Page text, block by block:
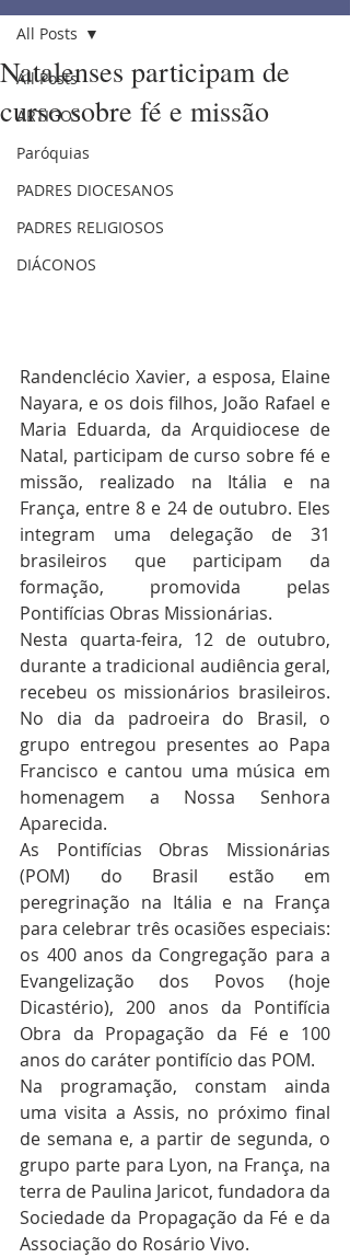
All Posts
ARTIGOS
Paróquias
PADRES DIOCESANOS
PADRES RELIGIOSOS
DIÁCONOS
All Posts
Natalenses participam de
curso sobre fé e missão
Randenclécio Xavier, a esposa, Elaine
Nayara, e os dois filhos, João Rafael e
Maria Eduarda, da Arquidiocese de
Natal, participam de curso sobre fé e
missão, realizado na Itália e na
França, entre 8 e 24 de outubro. Eles
integram uma delegação de 31
brasileiros que participam da
formação, promovida pelas
Pontifícias Obras Missionárias.
Nesta quarta-feira, 12 de outubro,
durante a tradicional audiência geral,
recebeu os missionários brasileiros.
No dia da padroeira do Brasil, o
grupo entregou presentes ao Papa
Francisco e cantou uma música em
homenagem a Nossa Senhora
Aparecida.
As Pontifícias Obras Missionárias
(POM) do Brasil estão em
peregrinação na Itália e na França
para celebrar três ocasiões especiais:
os 400 anos da Congregação para a
Evangelização dos Povos (hoje
Dicastério), 200 anos da Pontifícia
Obra da Propagação da Fé e 100
anos do caráter pontifício das POM.
Na programação, constam ainda
uma visita a Assis, no próximo final
de semana e, a partir de segunda, o
grupo parte para Lyon, na França, na
terra de Paulina Jaricot, fundadora da
Sociedade da Propagação da Fé e da
Associação do Rosário Vivo.